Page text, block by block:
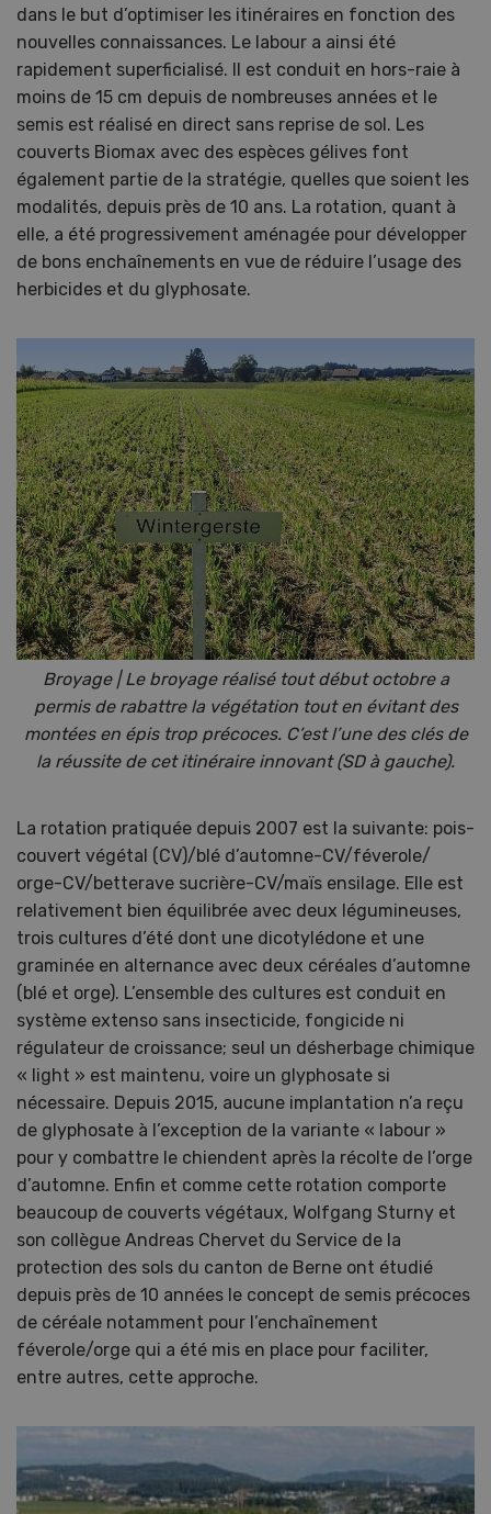
dans le but d’optimiser les itinéraires en fonction des
nouvelles connaissances. Le labour a ainsi été
rapidement superficialisé. Il est conduit en hors-raie à
moins de 15 cm depuis de nombreuses années et le
semis est réalisé en direct sans reprise de sol. Les
couverts Biomax avec des espèces gélives font
également partie de la stratégie, quelles que soient les
modalités, depuis près de 10 ans. La rotation, quant à
elle, a été progressivement aménagée pour développer
de bons enchaînements en vue de réduire l’usage des
herbicides et du glyphosate.
Broyage | Le broyage réalisé tout début octobre a
permis de rabattre la végétation tout en évitant des
montées en épis trop précoces. C’est l’une des clés de
la réussite de cet itinéraire innovant (SD à gauche).
La rotation pratiquée depuis 2007 est la suivante: pois-
couvert végétal (CV)/blé d’automne-CV/féverole/
orge-CV/betterave sucrière-CV/maïs ensilage. Elle est
relativement bien équilibrée avec deux légumineuses,
trois cultures d’été dont une dicotylédone et une
graminée en alternance avec deux céréales d’automne
(blé et orge). L’ensemble des cultures est conduit en
système extenso sans insecticide, fongicide ni
régulateur de croissance; seul un désherbage chimique
« light » est maintenu, voire un glyphosate si
nécessaire. Depuis 2015, aucune implantation n’a reçu
de glyphosate à l’exception de la variante « labour »
pour y combattre le chiendent après la récolte de l’orge
d’automne. Enfin et comme cette rotation comporte
beaucoup de couverts végétaux, Wolfgang Sturny et
son collègue Andreas Chervet du Service de la
protection des sols du canton de Berne ont étudié
depuis près de 10 années le concept de semis précoces
de céréale notamment pour l’enchaînement
féverole/orge qui a été mis en place pour faciliter,
entre autres, cette approche.